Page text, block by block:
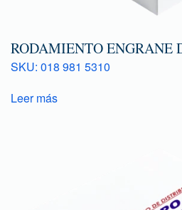
RODAMIENTO ENGRANE
SKU: 018 981 5310
Leer más